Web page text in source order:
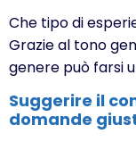
Che tipo di
Grazie al tono
genere può farsi
Suggerire il
domande